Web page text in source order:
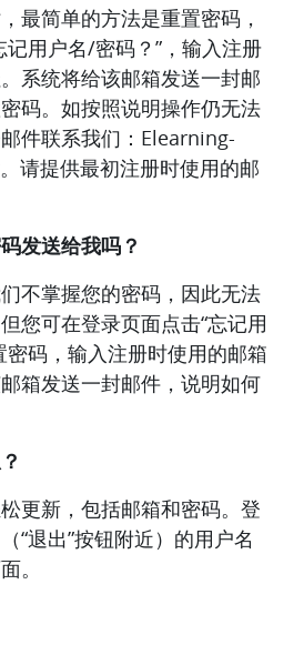
最简单的方法是重置密码，
记用户名/密码？”，输入注册
系统将给该邮箱发送一封邮
码。如按照说明操作仍无法
件联系我们：Elearning-
请提供最初注册时使用的邮
发送给我吗？
不掌握您的密码，因此无法
您可在登录页面点击“忘记用
密码，输入注册时使用的邮箱
箱发送一封邮件，说明如何
更新，包括邮箱和密码。登
“退出”按钮附近）的用户名
。